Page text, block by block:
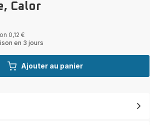
Calor
0,12 €
en 3 jours
Ajouter au panier